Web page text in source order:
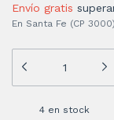
Envío gratis
En Santa Fe (CP
4 en stock